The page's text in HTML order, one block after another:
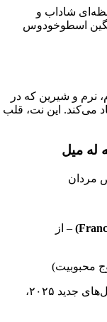
شاداب و
اسطوخودوس
نرم و شیرین که در
می‌کند. این نت، قلب
له میل
مردان
– از
محبوبیت)
(بر اساس فرمول‌های جدید ۲۰۲۵،